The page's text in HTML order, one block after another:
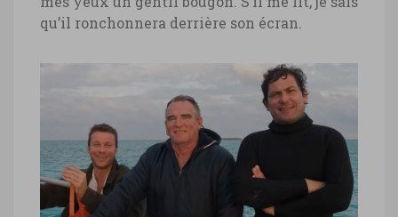
qu’il ronchonnera derrière son écran.